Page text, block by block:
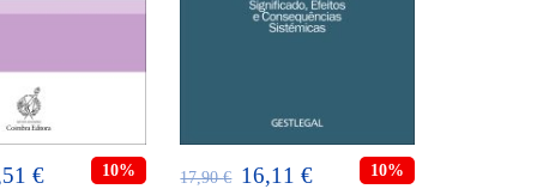
€O
10% 17,90€ O
16,11€O
10%